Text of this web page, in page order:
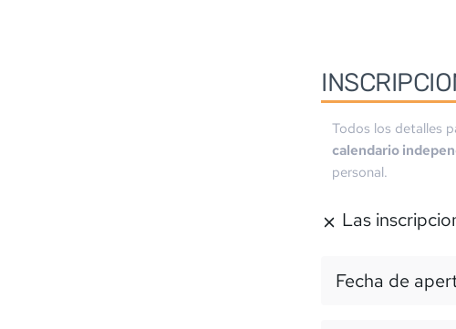
Todos los detalles
calendario
personal.
Las
Fecha de